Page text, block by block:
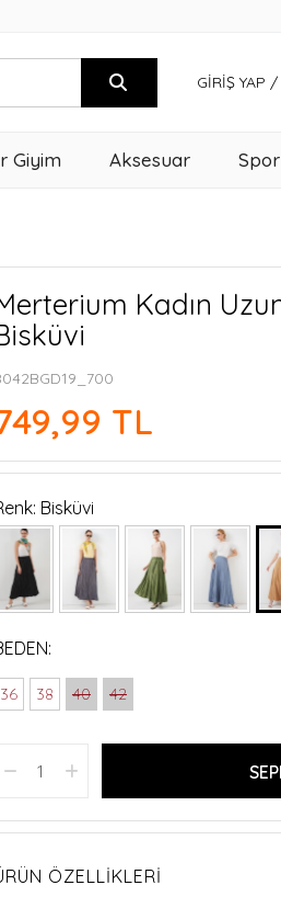
GIRIŞ YAP /
Giyim Aksesuar
Kadın
TL
Bisküvi
36 38 40 42
ÖZELLIKLERI